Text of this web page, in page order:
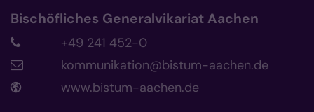
Bischöfliches Generalvikariat Aachen
+49 241 452-0
kommunikation@bistum-aachen.de
www.bistum-aachen.de